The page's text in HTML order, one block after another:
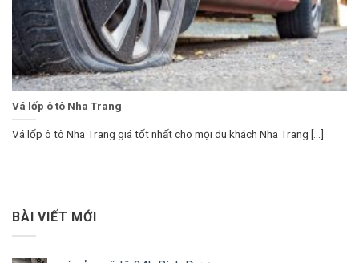
Vá lốp ô tô Nha Trang
Vá lốp ô tô Nha Trang giá tốt nhất cho mọi du khách Nha Trang [...]
BÀI VIẾT MỚI